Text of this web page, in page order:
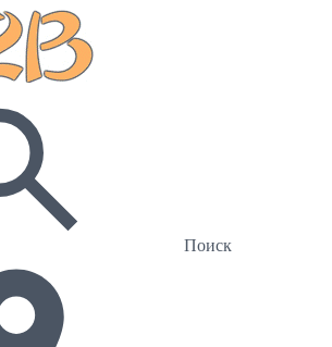
Поиск